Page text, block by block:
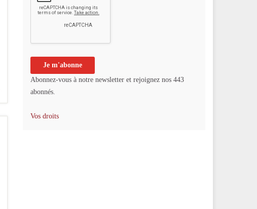
Abonnez-vous à notre newsletter et rejoignez nos 443
abonnés.
Vos droits